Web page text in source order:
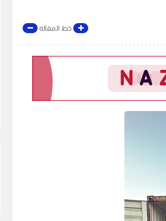
خط المقالة